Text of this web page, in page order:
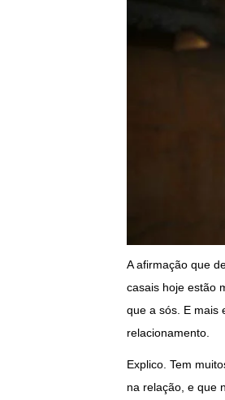
A afirmação que
casais hoje estão
que a sós. E mais
relacionamento.
Explico. Tem
na relação, e que